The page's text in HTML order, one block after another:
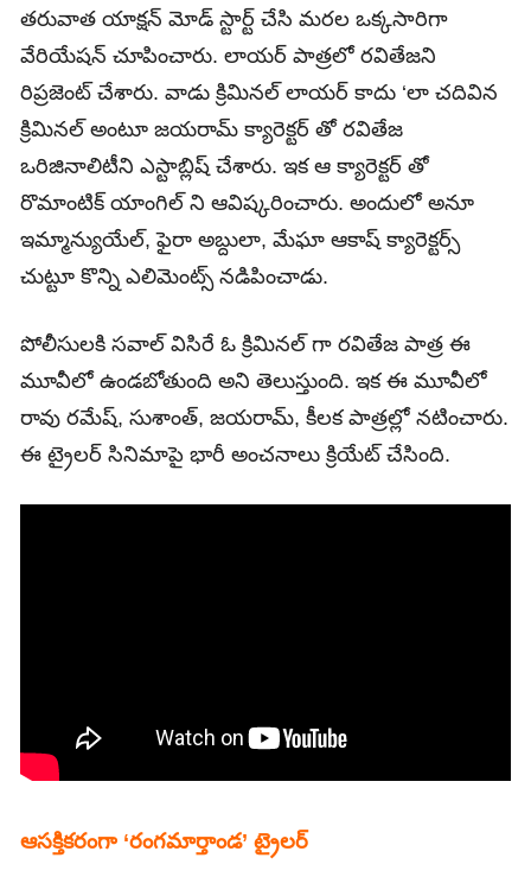
తరువాత యాక్షన్ మోడ్ స్టార్ట్ చేసి మరల ఒక్కసారిగా
వేరియేషన్ చూపించారు. లాయర్ పాత్రలో రవితేజని
రిప్రజెంట్ చేశారు. వాడు క్రిమినల్ లాయర్ కాదు ‘లా చదివిన
క్రిమినల్ అంటూ జయరామ్ క్యారెక్టర్ తో రవితేజ
ఒరిజినాలిటీని ఎస్టాబ్లిష్ చేశారు. ఇక ఆ క్యారెక్టర్ తో
రొమాంటిక్ యాంగిల్ ని ఆవిష్కరించారు. అందులో అనూ
ఇమ్మాన్యుయేల్, ఫైరా అబ్దులా, మేఘా ఆకాష్ క్యారెక్టర్స్
చుట్టూ కొన్ని ఎలిమెంట్స్ నడిపించాడు.
పోలీసులకి సవాల్ విసిరే ఓ క్రిమినల్ గా రవితేజ పాత్ర ఈ
మూవీలో ఉండబోతుంది అని తెలుస్తుంది. ఇక ఈ మూవీలో
రావు రమేష్, సుశాంత్, జయరామ్, కీలక పాత్రల్లో నటించారు.
ఈ ట్రైలర్‌ సినిమాపై భారీ అంచనాలు క్రియేట్‌ చేసింది.
ఆసక్తికరంగా ‘రంగమార్తాండ’ ట్రైలర్‌